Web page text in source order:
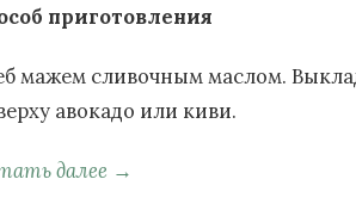
приготовления
мажем сливочным маслом.
авокадо или киви.
далее →